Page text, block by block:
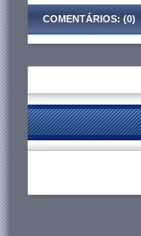
COMENTÁRIOS: (0)